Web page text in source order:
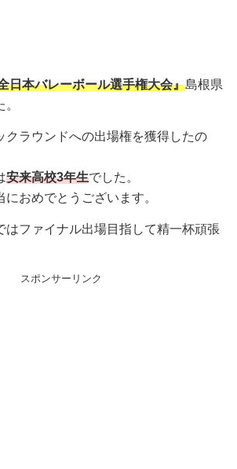
日本バレーボール選手権大会』島根県
クラウンドへの出場権を獲得したの
安来高校3年生でした。
おめでとうございます。
はファイナル出場目指して精一杯頑張
スポンサーリンク